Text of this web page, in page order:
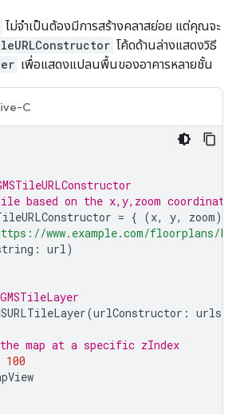
ไม่จำเป็นต้องมีการสร้างคลาสย่อย แต่คุณจะ
โค้ดด้านล่างแสดงวิธี
เพื่อแสดงแปลนพื้นของอาคารหลายชั้น
C
based on the x,y,zoom
= { (x, y, zoom)
www.example.com/floorplans/L
: url)
(urlConstructor : urls
map at a specific zIndex
100